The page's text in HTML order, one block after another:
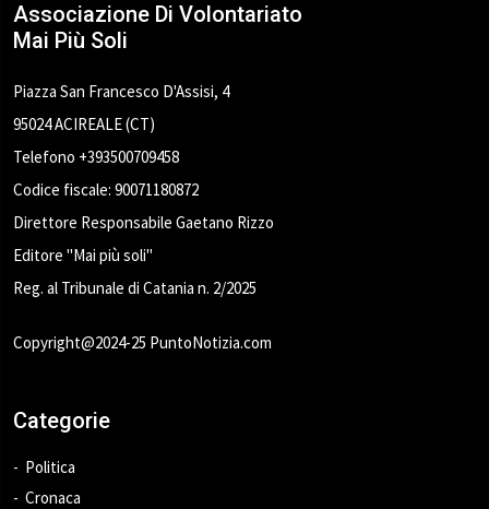
Associazione Di Volontariato
Mai Più Soli
Piazza San Francesco D'Assisi, 4
95024 ACIREALE (CT)
Telefono +393500709458
Codice fiscale: 90071180872
Direttore Responsabile Gaetano Rizzo
Editore "Mai più soli"
Reg. al Tribunale di Catania n. 2/2025
Copyright@2024-25 PuntoNotizia.com
Categorie
Politica
Cronaca